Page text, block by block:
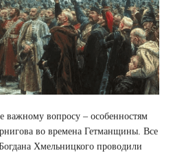
важному вопросу – особенностям
во времена Гетманщины. Все
Хмельницкого проводили